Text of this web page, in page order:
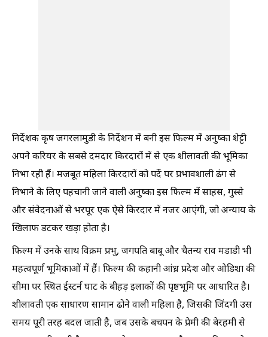
निर्देशक कृष जगरलामुडी के निर्देशन में बनी इस फिल्म में अनुष्का शेट्टी
अपने करियर के सबसे दमदार किरदारों में से एक शीलावती की भूमिका
निभा रही हैं। मजबूत महिला किरदारों को पर्दे पर प्रभावशाली ढंग से
निभाने के लिए पहचानी जाने वाली अनुष्का इस फिल्म में साहस, गुस्से
और संवेदनाओं से भरपूर एक ऐसे किरदार में नजर आएंगी, जो अन्याय के
खिलाफ डटकर खड़ा होता है।
फिल्म में उनके साथ विक्रम प्रभु, जगपति बाबू और चैतन्य राव मडाडी भी
महत्वपूर्ण भूमिकाओं में हैं। फिल्म की कहानी आंध्र प्रदेश और ओडिशा की
सीमा पर स्थित ईस्टर्न घाट के बीहड़ इलाकों की पृष्ठभूमि पर आधारित है।
शीलावती एक साधारण सामान ढोने वाली महिला है, जिसकी जिंदगी उस
समय पूरी तरह बदल जाती है, जब उसके बचपन के प्रेमी की बेरहमी से